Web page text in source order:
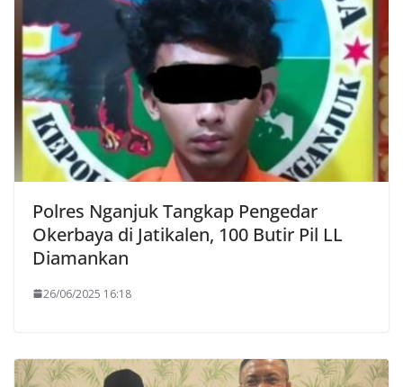
Polres Nganjuk Tangkap Pengedar
Okerbaya di Jatikalen, 100 Butir Pil LL
Diamankan
26/06/2025 16:18